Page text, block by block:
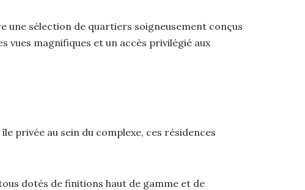
une sélection de quartiers soigneusement conçus
vues magnifiques et un accès privilégié aux
privée au sein du complexe, ces résidences
dotés de finitions haut de gamme et de